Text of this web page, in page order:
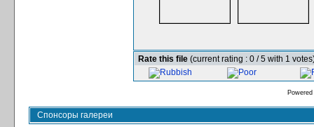
Rate this file (current rating : 0 / 5 with 1
Спонсоры галереи